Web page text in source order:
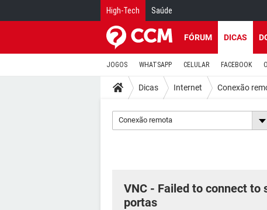
High-Tech Saúde
FÓRUM DICAS
JOGOS WHATSAPP CELULAR FACEBOOK
Dicas Internet Conexão
Conexão remota
VNC - Failed to connect to
portas